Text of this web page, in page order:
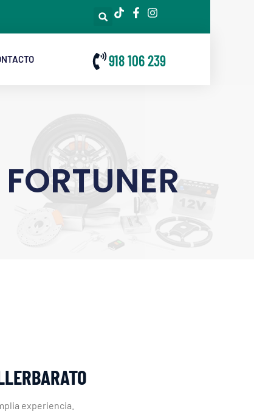
918 106 239
experiencia.